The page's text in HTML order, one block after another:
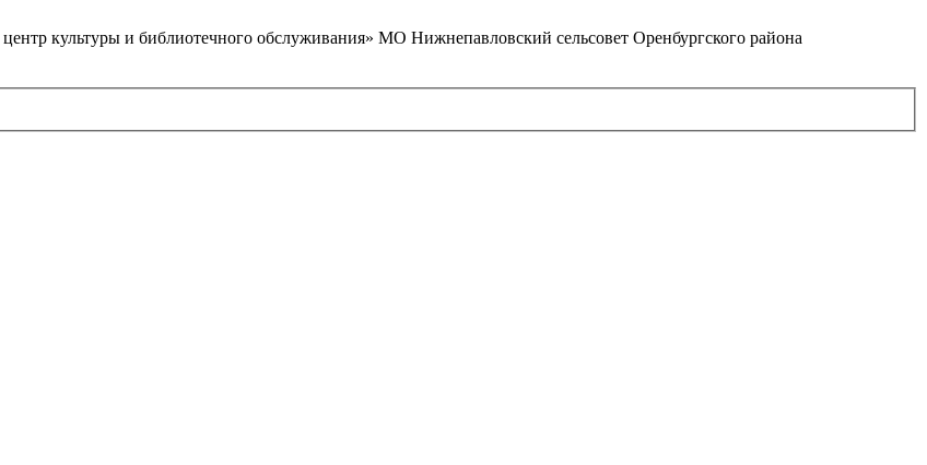
культуры и библиотечного обслуживания» МО Нижнепавловский сельсовет Оренбургского района